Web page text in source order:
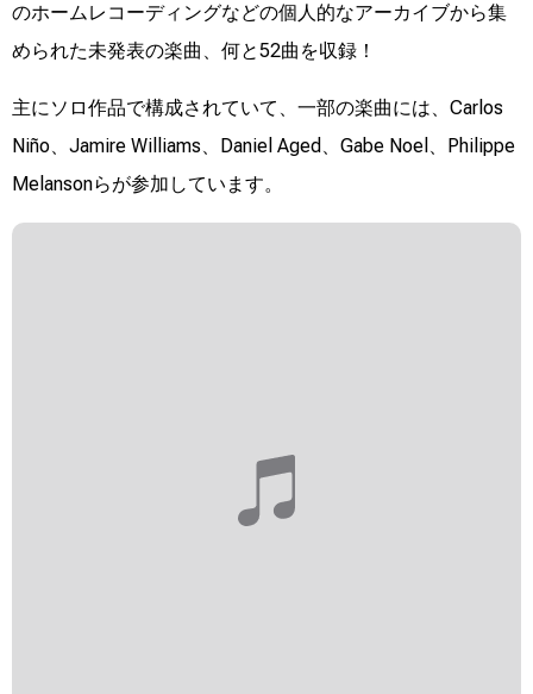
のホームレコーディングなどの個人的なアーカイブから集
められた未発表の楽曲、何と52曲を収録！
主にソロ作品で構成されていて、一部の楽曲には、Carlos
Niño、Jamire Williams、Daniel Aged、Gabe Noel、Philippe
Melansonらが参加しています。